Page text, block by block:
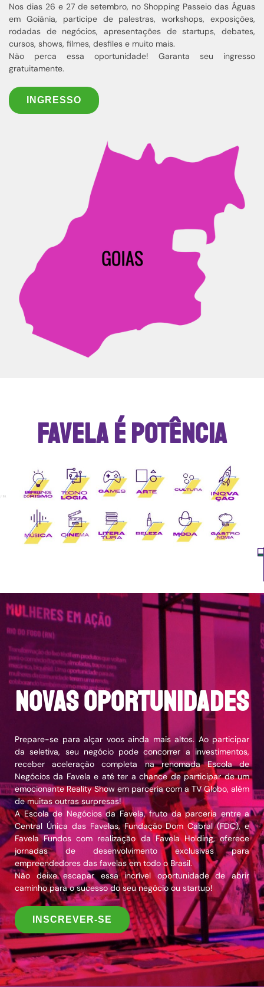
Nos dias 26 e 27 de setembro, no Shopping Passeio das Águas
em Goiânia, participe de palestras, workshops, exposições,
rodadas de negócios, apresentações de startups, debates,
cursos, shows, filmes, desfiles e muito mais.
Não perca essa oportunidade! Garanta seu ingresso
gratuitamente.
INGRESSO
FAVELA É POTÊNCIA
NOVAS OPORTUNIDADES
Prepare-se para alçar voos ainda mais altos. Ao participar
da seletiva, seu negócio pode concorrer a investimentos,
receber aceleração completa na renomada Escola de
Negócios da Favela e até ter a chance de participar de um
emocionante Reality Show em parceria com a TV Globo, além
de muitas outras surpresas!
A Escola de Negócios da Favela, fruto da parceria entre a
Central Única das Favelas, Fundação Dom Cabral (FDC), e
Favela Fundos com realização da Favela Holding, oferece
jornadas de desenvolvimento exclusivas para
empreendedores das favelas em todo o Brasil.
Não deixe escapar essa incrível oportunidade de abrir
caminho para o sucesso do seu negócio ou startup!
INSCREVER-SE